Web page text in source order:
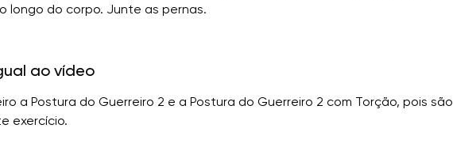
longo do corpo. Junte as pernas.
ao vídeo
a Postura do Guerreiro 2 e a Postura do Guerreiro 2 com Torção, pois são
exercício.